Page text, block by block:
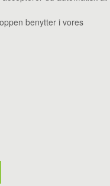
benytter i vores
27 F 3480
• Smagebaren 14 - 16